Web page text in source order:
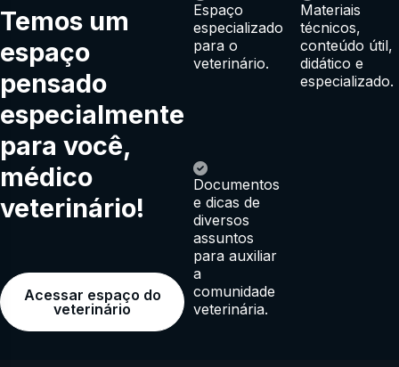
Temos um
espaço
pensado
especialmente
para você,
médico
veterinário!
Acessar espaço do
veterinário
Espaço
especializado
para o
veterinário.
Materiais
técnicos,
conteúdo útil,
didático e
especializado.
Documentos
e dicas de
diversos
assuntos
para auxiliar
a
comunidade
veterinária.